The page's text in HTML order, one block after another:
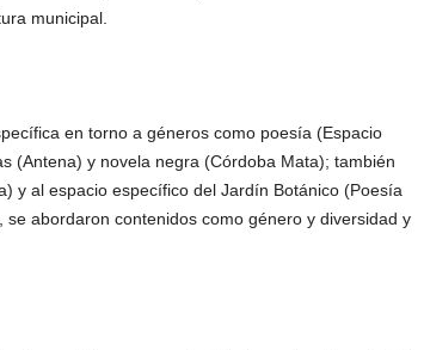
municipal.
en torno a géneros como poesía (Espacio
(Antena) y novela negra (Córdoba Mata); también
y al espacio específico del Jardín Botánico (Poesía
abordaron contenidos como género y diversidad y